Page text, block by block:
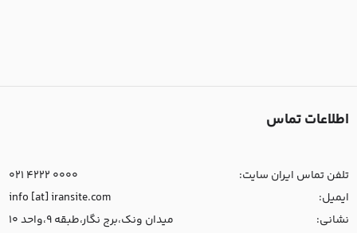
اطلاعات تماس
تلفن تماس ایران سایت:
021 4222 0000
ایمیل:
info [at] iransite.com
نشانی:
میدان ونک،برج نگار،طبقه 9،واحد 10